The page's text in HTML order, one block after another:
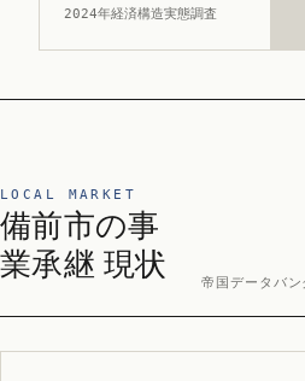
2024年経済構造実態調査
LOCAL MARKET
備前市の事
業承継 現状
帝国データバ